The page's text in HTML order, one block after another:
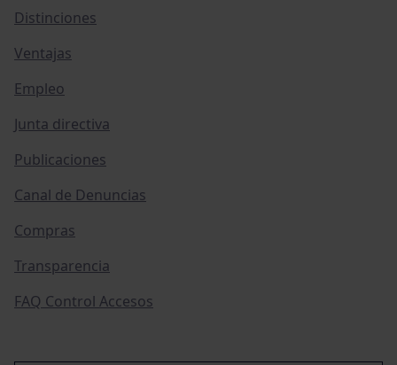
Distinciones
Ventajas
Empleo
Junta directiva
Publicaciones
Canal de Denuncias
Compras
Transparencia
FAQ Control Accesos